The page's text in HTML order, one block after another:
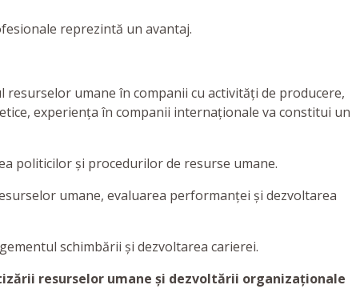
reprezintă un avantaj.
resurselor umane în companii cu activități de producere,
experiența în companii internaționale va constitui un
politicilor și procedurilor de resurse umane.
umane, evaluarea performanței și dezvoltarea
schimbării și dezvoltarea carierei.
resurselor umane și dezvoltării organizaționale